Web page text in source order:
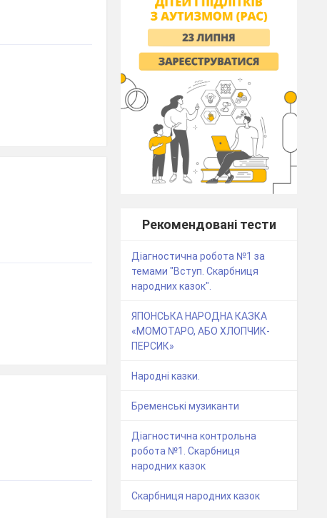
Рекомендовані тести
Діагностична робота №1 за
темами "Вступ. Скарбниця
народних казок".
ЯПОНСЬКА НАРОДНА КАЗКА
«МОМОТАРО, АБО ХЛОПЧИК-
ПЕРСИК»
Народні казки.
Бременські музиканти
Діагностична контрольна
робота №1. Скарбниця
народних казок
Скарбниця народних казок